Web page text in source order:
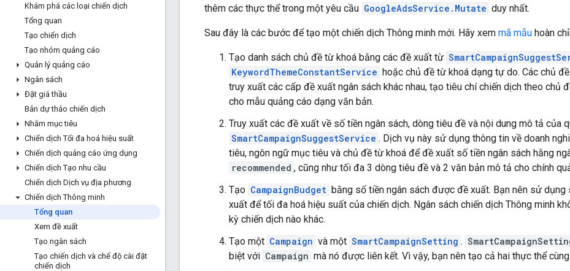
Khám phá các loại chiến dịch
Tổng quan
Tạo chiến dịch
Tạo nhóm quảng cáo
Quản lý quảng cáo
Ngân sách
Đặt giá thầu
Bản dự thảo chiến dịch
Nhắm mục tiêu
Chiến dịch Tối đa hoá hiệu suất
Chiến dịch quảng cáo ứng dụng
Chiến dịch Tạo nhu cầu
Chiến dịch Dịch vụ địa phương
Chiến dịch Thông minh
Tổng quan
Xem đề xuất
Tạo ngân sách
Tạo chiến dịch và chế độ cài đặt
chiến dịch
thêm các thực thể trong một yêu cầu GoogleAdsService.Mutate duy nhất.
Sau đây là các bước để tạo một chiến dịch Thông minh mới. Hãy xem mã mẫu hoàn
Tạo danh sách chủ đề từ khoá bằng các đề xuất từ
KeywordThemeConstantService hoặc chủ đề từ khoá dạng tự do. Các chủ
truy xuất các cấp đề xuất ngân sách khác nhau, tạo tiêu chí chiến dịch theo chủ
cho mẫu quảng cáo dạng văn bản.
Truy xuất các đề xuất về số tiền ngân sách, dòng tiêu đề và nội dung mô tả của
SmartCampaignSuggestService . Dịch vụ này sử dụng thông tin về doanh
tiêu, ngôn ngữ mục tiêu và chủ đề từ khoá để đề xuất số tiền ngân sách hằng
recommended , cũng như tối đa 3 dòng tiêu đề và 2 văn bản mô tả cho chính
Tạo CampaignBudget bằng số tiền ngân sách được đề xuất. Bạn nên sử
xuất để tối đa hoá hiệu suất của chiến dịch. Ngân sách chiến dịch Thông minh
kỳ chiến dịch nào khác.
Tạo một Campaign và một SmartCampaignSetting .
biệt với Campaign mà nó được liên kết. Vì vậy, bạn nên tạo cả hai thực thể